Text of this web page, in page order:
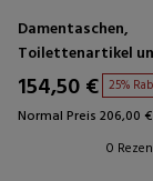
Damentaschen,
Toilettenartikel
154,50 € 25%
Normal Preis 206,00 €
0